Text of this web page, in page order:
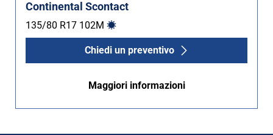
Continental Scontact
135/80 R17 102M
Chiedi un preventivo
Maggiori informazioni